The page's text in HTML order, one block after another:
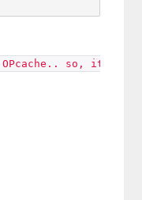
so, it is